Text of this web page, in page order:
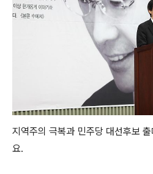
지역주의 극복과 민주당 대선후보
요.